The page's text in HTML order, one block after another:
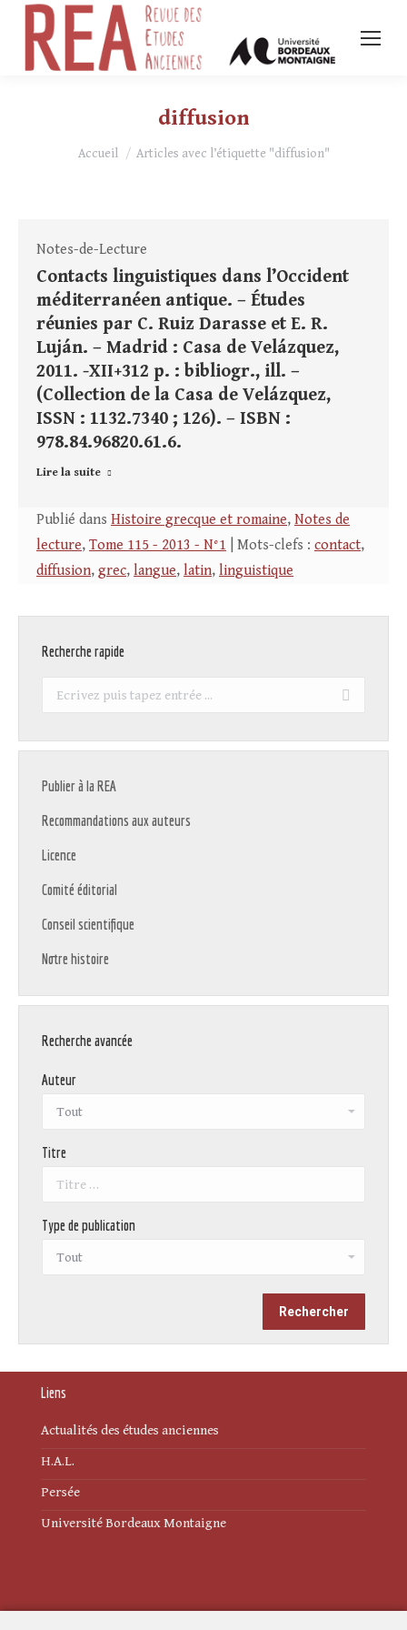
diffusion
Vous êtes ici :
Accueil Articles avec l’étiquette "diffusion"
Notes-de-Lecture
Contacts linguistiques dans l’Occident
méditerranéen antique. – Études
réunies par C. Ruiz Darasse et E. R.
Luján. – Madrid : Casa de Velázquez,
2011. -XII+312 p. : bibliogr., ill. –
(Collection de la Casa de Velázquez,
ISSN : 1132.7340 ; 126). – ISBN :
978.84.96820.61.6.
Lire la suite
Publié dans Histoire grecque et romaine, Notes de
lecture, Tome 115 - 2013 - N°1 | Mots-clefs : contact,
diffusion, grec, langue, latin, linguistique
Recherche rapide
Recherche
Publier à la REA
Recommandations aux auteurs
Licence
Comité éditorial
Conseil scientifique
Notre histoire
Recherche avancée
Auteur
Titre
Type de publication
Liens
Actualités des études anciennes
H.A.L.
Persée
Université Bordeaux Montaigne